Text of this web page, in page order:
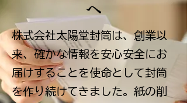
へ
株式会社太陽堂封筒は、創業以
来、確かな情報を安心安全にお
届けすることを使命として封筒
を作り続けてきました。紙の削